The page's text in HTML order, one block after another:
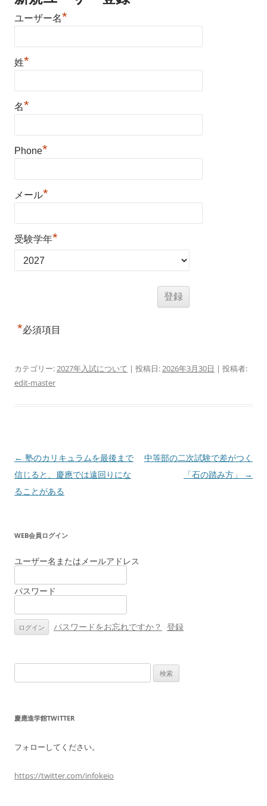
ユーザー名*
姓*
名*
Phone*
メール*
受験学年*
*必須項目
カテゴリー:2027年入試について | 投稿日:2026年3月30日 | 投稿者:
edit-master
投
稿
ナ
ー
シ
ン
← 塾のカリキュラムを最後まで
信じると、慶應では遠回りにな
ることがある
中等部の二次試験で差がつく
「石の踏み方」
→
WEB会員ログイン
ユーザー名またはメールアドレス
パスワード
パスワードをお忘れですか？ 登録
索:
慶應進学館TWITTER
フォローしてください。
https://twitter.com/infokeio